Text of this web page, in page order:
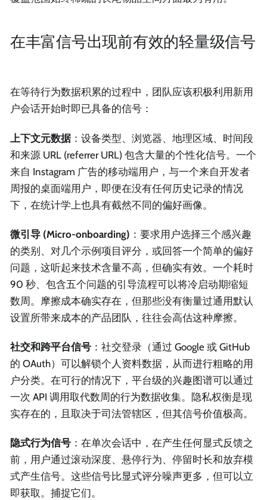
在丰富信号出现前有效的轻量级信号
在等待行为数据积累的过程中，团队应该积极利用新用
户会话开始时即已具备的信号：
上下文元数据：设备类型、浏览器、地理区域、时间段
和来源 URL (referrer URL) 包含大量的个性化信号。一个
来自 Instagram 广告的移动端用户，与一个来自开发者
周报的桌面端用户，即便在没有任何历史记录的情况
下，在统计学上也具有截然不同的偏好画像。
微引导 (Micro-onboarding) ：要求用户选择三个感兴趣
的类别、对几个示例项目评分，或回答一个简单的偏好
问题，这听起来技术含量不高，但确实有效。一个耗时
90 秒、包含五个问题的引导流程可以将冷启动期缩短
数周。摩擦成本确实存在，但那些没有衡量过通用默认
设置所带来成本的产品团队，往往会高估这种摩擦。
社交和跨平台信号 ：社交登录（通过 Google 或 GitHub
的 OAuth）可以解锁个人资料数据，从而进行粗略的用
户分类。在可行的情况下，平台级的兴趣图谱可以通过
一次 API 调用取代数周的行为数据收集。隐私权衡是现
实存在的，且取决于司法管辖区，但其信号价值极高。
隐式行为信号 ：在单次会话中，在产生任何显式反馈之
前，用户通过滚动深度、悬停行为、停留时长和放弃模
式产生信号。这些信号比显式评分噪声更多，但可以立
即获取。捕捉它们。